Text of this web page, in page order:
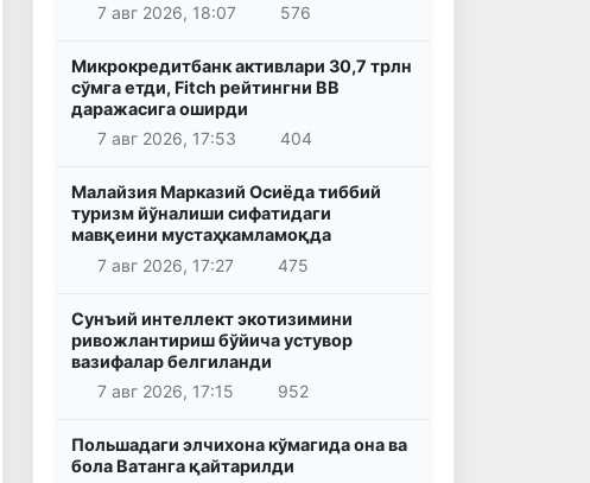
7 авг 2026, 18:07
576
Микрокредитбанк активлари 30,7 трлн
сўмга етди, Fitch рейтингни BB
даражасига оширди
7 авг 2026, 17:53
404
Малайзия Марказий Осиёда тиббий
туризм йўналиши сифатидаги
мавқеини мустаҳкамламоқда
7 авг 2026, 17:27
475
Сунъий интеллект экотизимини
ривожлантириш бўйича устувор
вазифалар белгиланди
7 авг 2026, 17:15
952
Польшадаги элчихона кўмагида она ва
бола Ватанга қайтарилди